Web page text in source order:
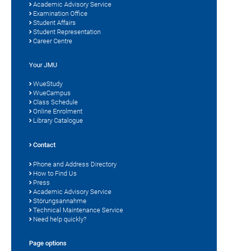
Academic Advisory Service
Examination Office
Student Affairs
Student Representation
Career Centre
Your JMU
WueStudy
WueCampus
Class Schedule
Online Enrolment
Library Catalogue
Contact
Phone and Address Directory
How to Find Us
Press
Academic Advisory Service
Störungsannahme
Technical Maintenance Service
Need help quickly?
Page options